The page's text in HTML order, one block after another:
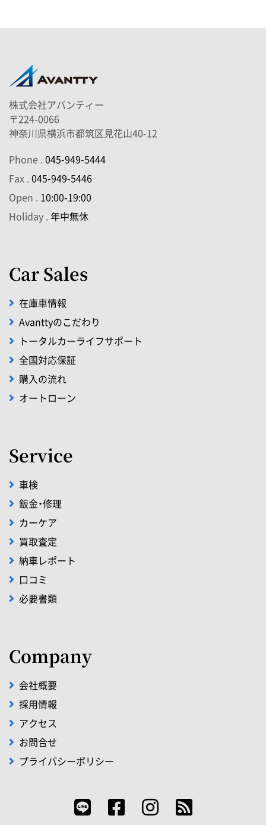
株式会社アバンティー
〒224-0066
神奈川県横浜市都筑区見花山40-12
Phone .045-949-5444
Fax .045-949-5446
Open . 10:00-19:00
Holiday .年中無休
Car Sales
在庫車情報
Avanttyのこだわり
トータルカーライフサポート
全国対応保証
購入の流れ
オートローン
Service
車検
鈑金・修理
カーケア
買取査定
納車レポート
口コミ
必要書類
Company
会社概要
採用情報
アクセス
お問合せ
プライバシーポリシー